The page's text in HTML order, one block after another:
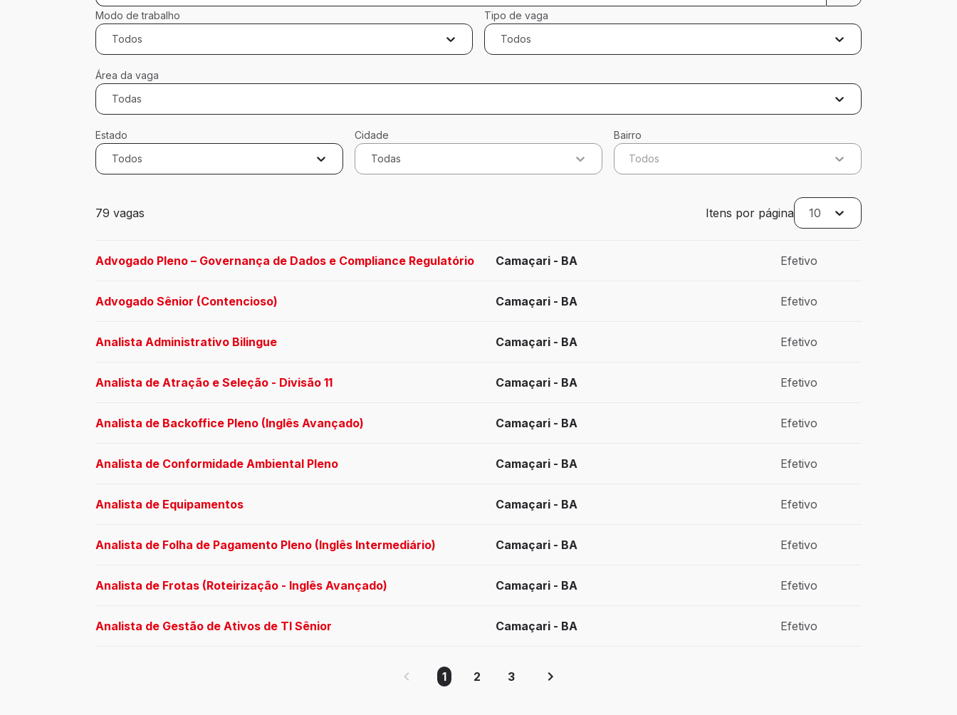
Modo de trabalho
Todos
Tipo de vaga
Todos
Área da vaga
Todas
Estado
Todos
Cidade
Todas
Bairro
Todos
79 vagas Itens por página 10
Advogado Pleno – Governança de Dados e Compliance Regulatório Camaçari - BA Efetivo
Advogado Sênior (Contencioso) Camaçari - BA Efetivo
Analista Administrativo Bilingue Camaçari - BA Efetivo
Analista de Atração e Seleção - Divisão 11 Camaçari - BA Efetivo
Analista de Backoffice Pleno (Inglês Avançado) Camaçari - BA Efetivo
Analista de Conformidade Ambiental Pleno Camaçari - BA Efetivo
Analista de Equipamentos Camaçari - BA Efetivo
Analista de Folha de Pagamento Pleno (Inglês Intermediário) Camaçari - BA Efetivo
Analista de Frotas (Roteirização - Inglês Avançado) Camaçari - BA Efetivo
Analista de Gestão de Ativos de TI Sênior Camaçari - BA Efetivo
1 2 3